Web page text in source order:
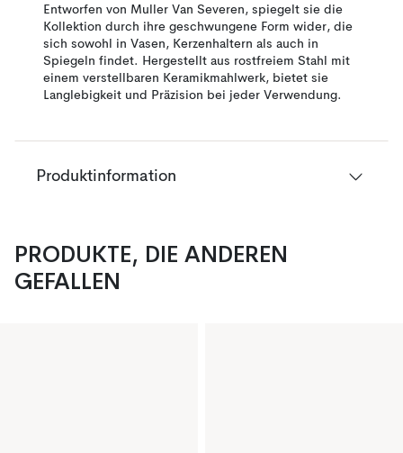
Entworfen von Muller Van Severen, spiegelt sie die
Kollektion durch ihre geschwungene Form wider, die
sich sowohl in Vasen, Kerzenhaltern als auch in
Spiegeln findet. Hergestellt aus rostfreiem Stahl mit
einem verstellbaren Keramikmahlwerk, bietet sie
Langlebigkeit und Präzision bei jeder Verwendung.
Produktinformation
PRODUKTE, DIE ANDEREN
GEFALLEN